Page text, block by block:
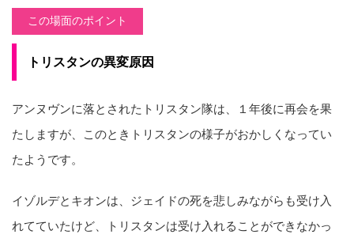
この場面のポイント
トリスタンの異変原因
アンヌヴンに落とされたトリスタン隊は、１年後に再会を果
たしますが、このときトリスタンの様子がおかしくなってい
たようです。
イゾルデとキオンは、ジェイドの死を悲しみながらも受け入
れてていたけど、トリスタンは受け入れることができなかっ